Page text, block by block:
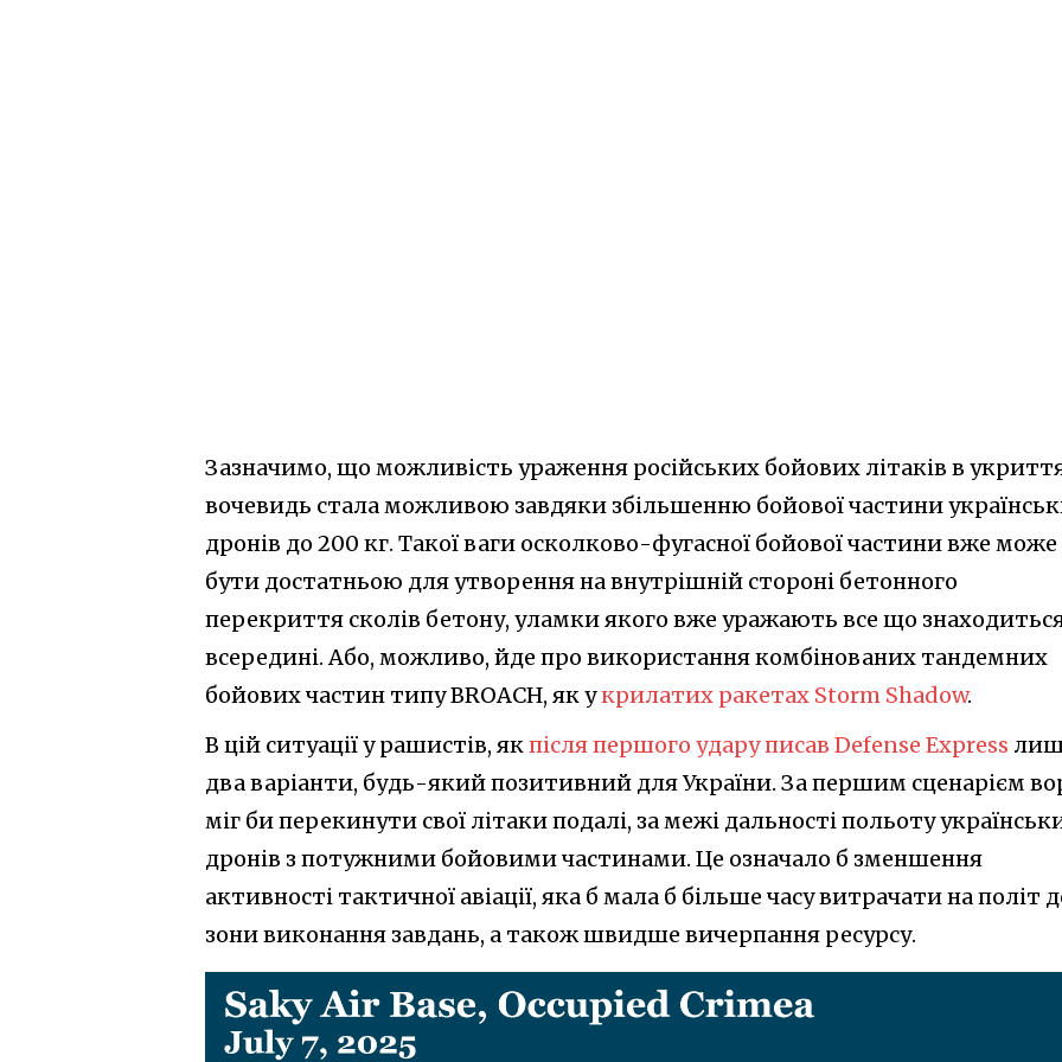
Зазначимо, що можливість ураження російських бойових літаків в
вочевидь стала можливою завдяки збільшенню бойової частини
дронів до 200 кг. Такої ваги осколково-фугасної бойової частини вже може
бути достатньою для утворення на внутрішній стороні бетонного
перекриття сколів бетону, уламки якого вже уражають все що
всередині. Або, можливо, йде про використання комбінованих тандемних
бойових частин типу BROACH, як укрилатих ракетах Storm Shadow.
В цій ситуації у рашистів, як після першого удару писав Defense Express
два варіанти, будь-який позитивний для України. За першим сценарієм
міг би перекинути свої літаки подалі, за межі дальності польоту
дронів з потужними бойовими частинами. Це означало б зменшення
активності тактичної авіації, яка б мала б більше часу витрачати на політ
зони виконання завдань, а також швидше вичерпання ресурсу.